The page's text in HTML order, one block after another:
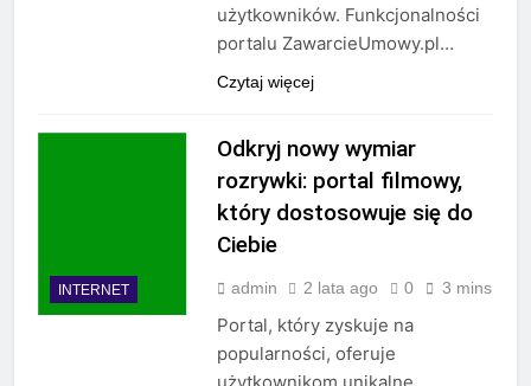
użytkowników. Funkcjonalności
portalu ZawarcieUmowy.pl…
Czytaj więcej
INTERNET
Odkryj nowy wymiar
rozrywki: portal filmowy,
który dostosowuje się do
Ciebie
admin 2 lata ago 0 3 mins
Portal, który zyskuje na
popularności, oferuje